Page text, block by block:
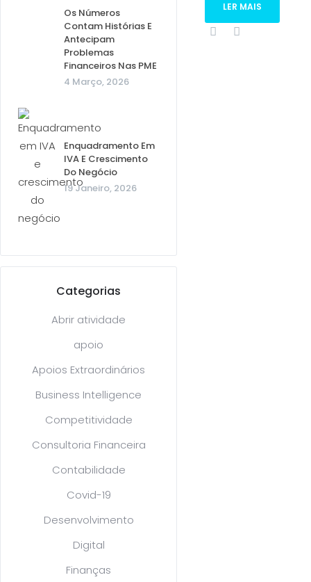
Os Números
Contam Histórias E
Antecipam
Problemas
Financeiros Nas PME
4 Março, 2026
Enquadramento Em
IVA E Crescimento
Do Negócio
19 Janeiro, 2026
Categorias
Abrir atividade
apoio
Apoios Extraordinários
Business Intelligence
Competitividade
Consultoria Financeira
Contabilidade
Covid-19
Desenvolvimento
Digital
Finanças
LER MAIS